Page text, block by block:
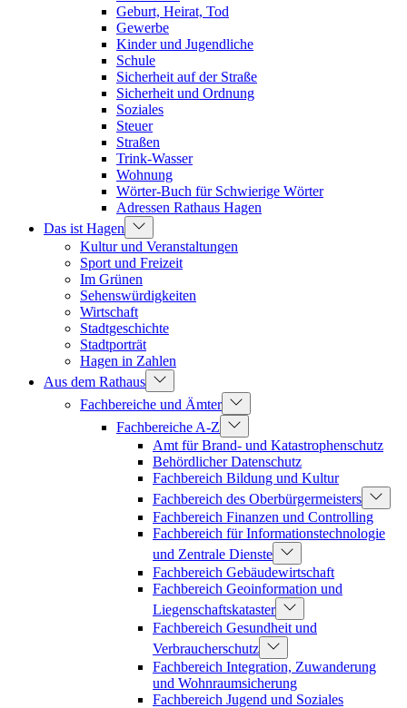
Geburt, Heirat, Tod
Gewerbe
Kinder und Jugendliche
Schule
Sicherheit auf der Straße
Sicherheit und Ordnung
Soziales
Steuer
Straßen
Trink-Wasser
Wohnung
Wörter-Buch für Schwierige Wörter
Adressen Rathaus Hagen
Das ist Hagen
Kultur und Veranstaltungen
Sport und Freizeit
Im Grünen
Sehenswürdigkeiten
Wirtschaft
Stadtgeschichte
Stadtporträt
Hagen in Zahlen
Aus dem Rathaus
Fachbereiche und Ämter
Fachbereiche A-Z
Amt für Brand- und Katastrophenschutz
Behördlicher Datenschutz
Fachbereich Bildung und Kultur
Fachbereich des Oberbürgermeisters
Fachbereich Finanzen und Controlling
Fachbereich für Informationstechnologie
und Zentrale Dienste
Fachbereich Gebäudewirtschaft
Fachbereich Geoinformation und
Liegenschaftskataster
Fachbereich Gesundheit und
Verbraucherschutz
Fachbereich Integration, Zuwanderung
und Wohnraumsicherung
Fachbereich Jugend und Soziales